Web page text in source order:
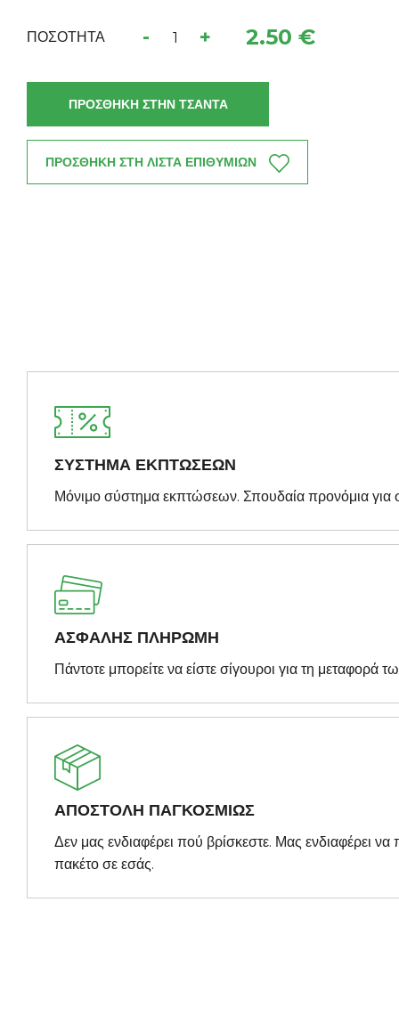
ΠΟΣΟΤΗΤΑ - + 2.50 €
ΠΡΟΣΘΗΚΗ ΣΤΗΝ ΤΣΑΝΤΑ
ΠΡΟΣΘΗΚΗ ΣΤΗ ΛΙΣΤΑ ΕΠΙΘΥΜΙΩΝ
ΣΥΣΤΗΜΑ ΕΚΠΤΩΣΕΩΝ
Μόνιμο σύστημα εκπτώσεων. Σπουδαία προνόμια για
ΑΣΦΑΛΗΣ ΠΛΗΡΩΜΗ
Πάντοτε μπορείτε να είστε σίγουροι για τη μεταφορά
ΑΠΟΣΤΟΛΗ ΠΑΓΚΟΣΜΙΩΣ
Δεν μας ενδιαφέρει πού βρίσκεστε. Μας ενδιαφέρει
πακέτο σε εσάς.